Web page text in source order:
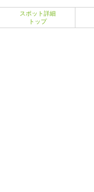
スポット詳細
トップ